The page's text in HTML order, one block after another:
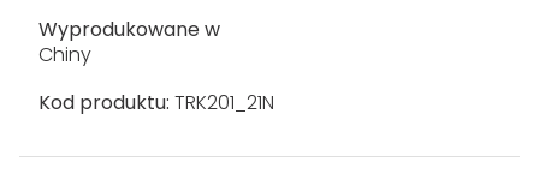
Wyprodukowane w
Chiny
Kod produktu: TRK201_21N